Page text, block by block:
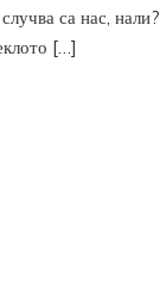
са нас, нали?
[…]